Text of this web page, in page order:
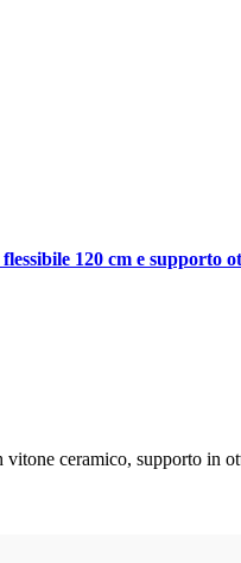
120 cm e supporto
vitone ceramico, supporto in